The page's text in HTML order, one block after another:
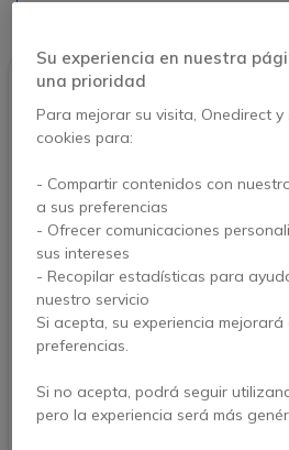
Jabra BIZ 2300 QD
Mono
4.4 de 38 Reseñas
131,95 €
89,95 € s/Iva -32%
Su experiencia en nuestra
una prioridad
Para mejorar su visita, Onedirect
cookies para:
- Compartir contenidos con
a sus preferencias
- Ofrecer comunicaciones
sus intereses
- Recopilar estadísticas para
nuestro servicio
Si acepta, su experiencia
preferencias.
Si no acepta, podrá seguir
pero la experiencia será más